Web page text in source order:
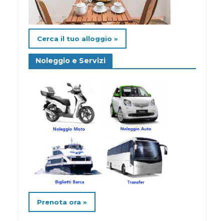
Cerca il tuo alloggio »
Noleggio e Servizi
Prenota ora »